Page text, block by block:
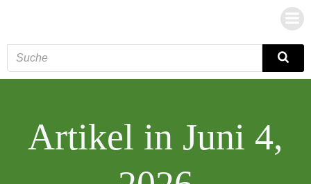
Artikel in Juni 4,